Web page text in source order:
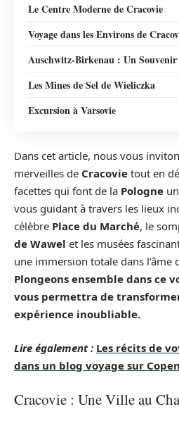
Le Centre Moderne de Cracovie
Voyage dans les Environs de
Auschwitz-Birkenau : Un
Les Mines de Sel de Wieliczka
Excursion à Varsovie
Dans cet article, nous vous
merveilles de Cracovie tout en
facettes qui font de la Pologne
vous guidant à travers les lieux
célèbre Place du Marché, le
de Wawel et les musées
une immersion totale dans l’âme
Plongeons ensemble dans ce
vous permettra de
expérience inoubliable.
Lire également : Les récits de
dans un blog voyage sur
Cracovie : Une Ville au